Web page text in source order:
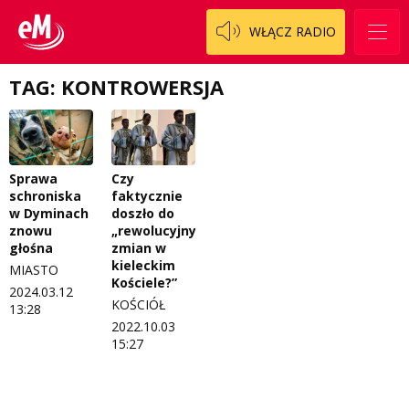
WŁĄCZ RADIO
Staszowski
Włoszczowski
Cały ten sport
Dzieciaki Cudaki
Fascynująca nauka
Historia na fali
Modna kultura
OdNowa
Pacjent, którego nie zapomnę
Piąta strona świata
Prawdę mówiąc
Koncert życzeń
Kontakt
O nas
Regulamin programu Patron
Zespół
Logo do pobrania
Regulamin konkursów
Regulamin przesyłania materiałów
Regulamin sklepu internetowego
TAG: KONTROWERSJA
Sprawa
schroniska
w Dyminach
znowu
głośna
MIASTO
2024.03.12
13:28
Czy
faktycznie
doszło do
„rewolucyjnych
zmian w
kieleckim
Kościele?”
KOŚCIÓŁ
2022.10.03
15:27